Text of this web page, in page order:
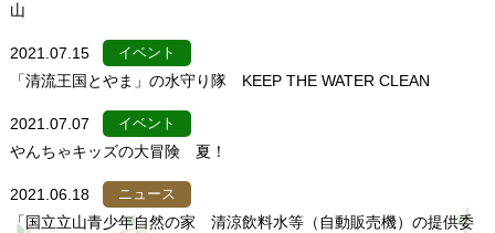
山
2021.07.15 イベント
「清流王国とやま」の水守り隊 KEEP THE WATER CLEAN
2021.07.07 イベント
やんちゃキッズの大冒険 夏！
2021.06.18 ニュース
「国立立山青少年自然の家 清涼飲料水等（自動販売機）の提供委